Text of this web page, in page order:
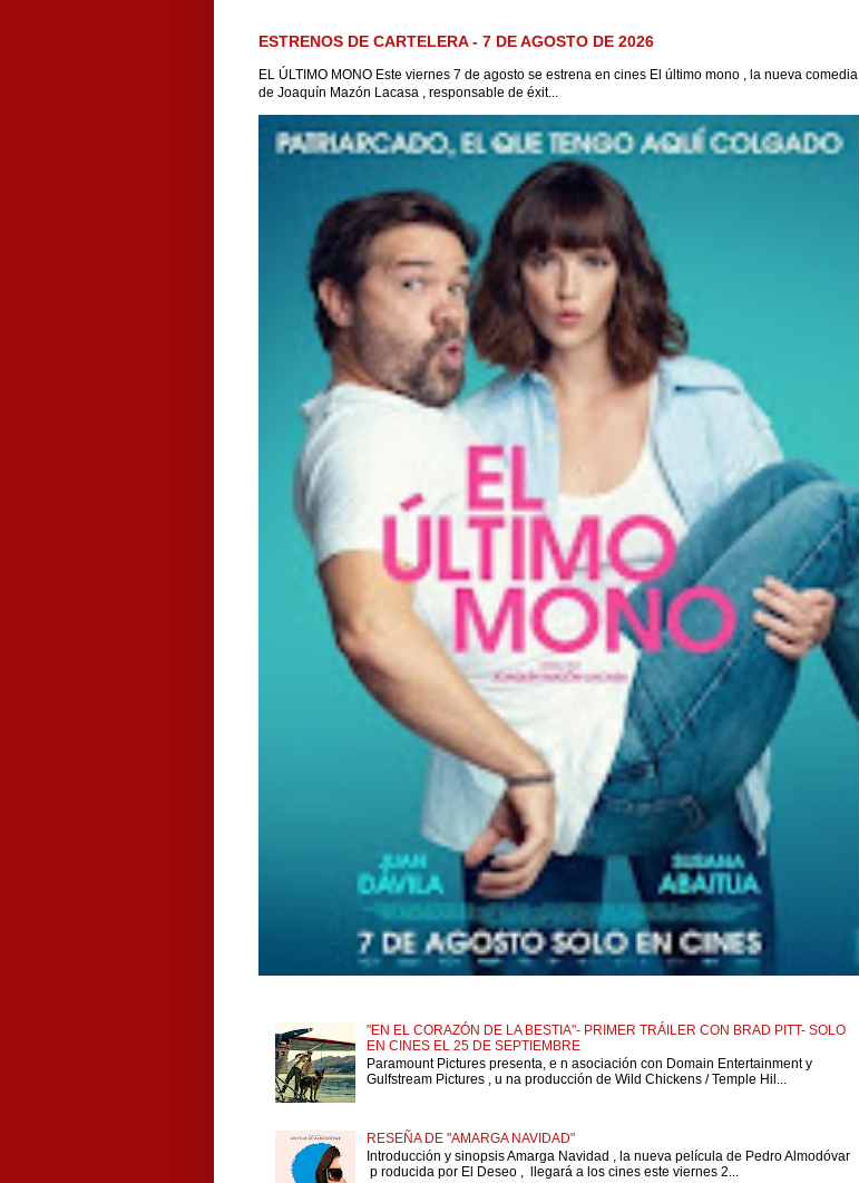
ESTRENOS DE CARTELERA - 7 DE AGOSTO DE 2026
EL ÚLTIMO MONO Este viernes 7 de agosto se estrena en cines El último mono , la nueva comedia
de Joaquín Mazón Lacasa , responsable de éxit...
"EN EL CORAZÓN DE LA BESTIA"- PRIMER TRÁILER CON BRAD PITT- SOLO
EN CINES EL 25 DE SEPTIEMBRE
Paramount Pictures presenta, e n asociación con Domain Entertainment y
Gulfstream Pictures , u na producción de Wild Chickens / Temple Hil...
RESEÑA DE "AMARGA NAVIDAD"
Introducción y sinopsis Amarga Navidad , la nueva película de Pedro Almodóvar
p roducida por El Deseo , llegará a los cines este viernes 2...